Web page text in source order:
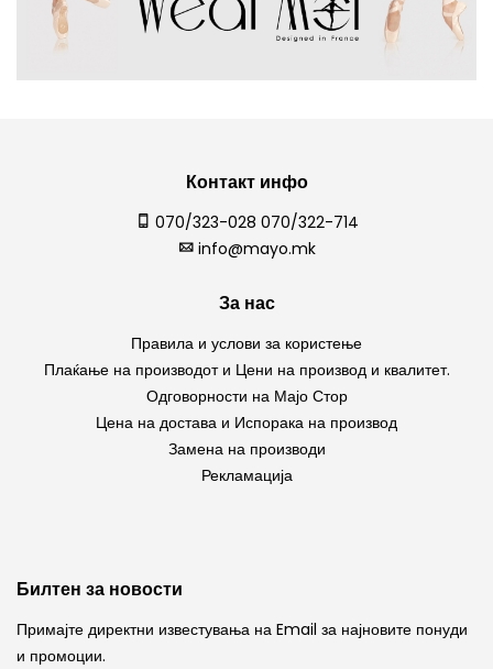
Контакт инфо
070/323-028 070/322-714
info@mayo.mk
За нас
Правила и услови за користење
Плаќање на производот и Цени на производ и квалитет.
Одговорности на Мајо Стор
Цена на достава и Испорака на производ
Замена на производи
Рекламација
Билтен за новости
Примајте директни известувања на Email за најновите понуди
и промоции.